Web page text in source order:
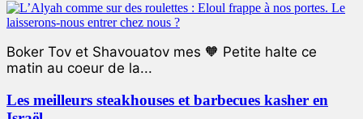
Boker Tov et Shavouatov mes 🧡 Petite halte ce
matin au coeur de la...
Les meilleurs steakhouses et barbecues kasher en